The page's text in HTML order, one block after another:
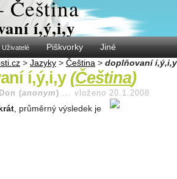
Čeština
í,ý,i,y
Uživatelé Piškvorky
Jiné
> Jazyky > Čeština > doplňovaní í,ý,i,y
í,ý,i,y (Čeština)
Don (anonym ) ... vloženo 20.1.2008
, průměrný výsledek je